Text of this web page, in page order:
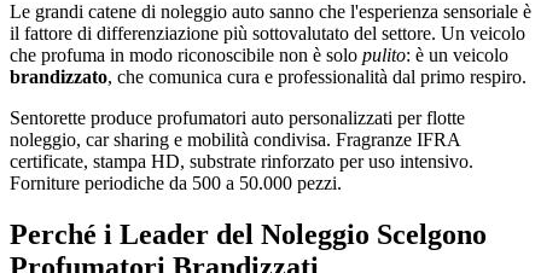
Le grandi catene di noleggio auto sanno che l'esperienza sensoriale è
il fattore di differenziazione più sottovalutato del settore. Un veicolo
che profuma in modo riconoscibile non è solo pulito: è un veicolo
brandizzato, che comunica cura e professionalità dal primo respiro.
Sentorette produce profumatori auto personalizzati per flotte
noleggio, car sharing e mobilità condivisa. Fragranze IFRA
certificate, stampa HD, substrate rinforzato per uso intensivo.
Forniture periodiche da 500 a 50.000 pezzi.
Perché i Leader del Noleggio Scelgono